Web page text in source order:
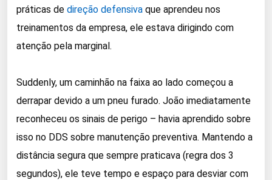
práticas de direção defensiva que aprendeu nos
treinamentos da empresa, ele estava dirigindo com
atenção pela marginal.
Suddenly, um caminhão na faixa ao lado começou a
derrapar devido a um pneu furado. João imediatamente
reconheceu os sinais de perigo – havia aprendido sobre
isso no DDS sobre manutenção preventiva. Mantendo a
distância segura que sempre praticava (regra dos 3
segundos), ele teve tempo e espaço para desviar com